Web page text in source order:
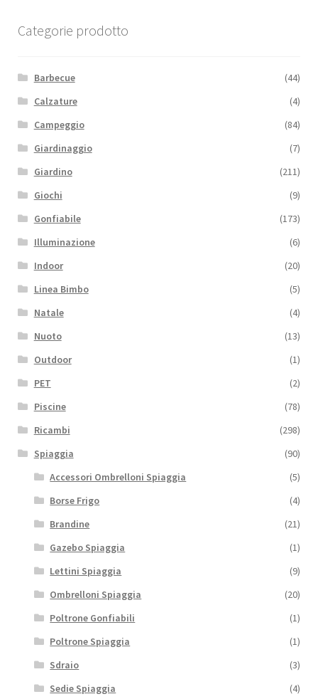
Categorie prodotto
Barbecue
(44)
Calzature
(4)
Campeggio
(84)
Giardinaggio
(7)
Giardino
(211)
Giochi
(9)
Gonfiabile
(173)
Illuminazione
(6)
Indoor
(20)
Linea Bimbo
(5)
Natale
(4)
Nuoto
(13)
Outdoor
(1)
PET
(2)
Piscine
(78)
Ricambi
(298)
Spiaggia
(90)
Accessori Ombrelloni Spiaggia
(5)
Borse Frigo
(4)
Brandine
(21)
Gazebo Spiaggia
(1)
Lettini Spiaggia
(9)
Ombrelloni Spiaggia
(20)
Poltrone Gonfiabili
(1)
Poltrone Spiaggia
(1)
Sdraio
(3)
Sedie Spiaggia
(4)